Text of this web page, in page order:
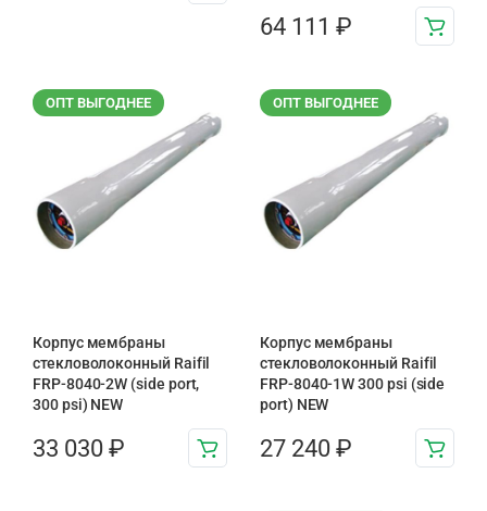
64 111 ₽
ОПТ ВЫГОДНЕЕ
Корпус мембраны
стекловолоконный Raifil
FRP-8040-2W (side port,
300 psi) NEW
33 030 ₽
ОПТ ВЫГОДНЕЕ
Корпус мембраны
стекловолоконный Raifil
FRP-8040-1W 300 psi (side
port) NEW
27 240 ₽